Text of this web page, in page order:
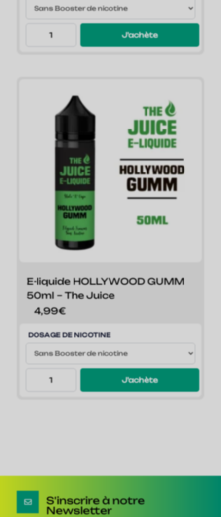
J'achète
E-liquide HOLLYWOOD GUMM
50ml – The Juice
4,99€
DOSAGE DE NICOTINE
J'achète

S'inscrire à notre
Newsletter